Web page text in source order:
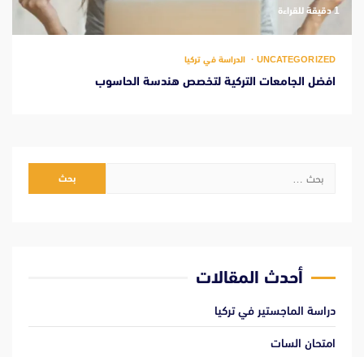
‫1 دقيقة للقراءة
UNCATEGORIZED الدراسة في تركيا
افضل الجامعات التركية لتخصص هندسة الحاسوب
البحث
أحدث المقالات
دراسة الماجستير في تركيا
امتحان السات